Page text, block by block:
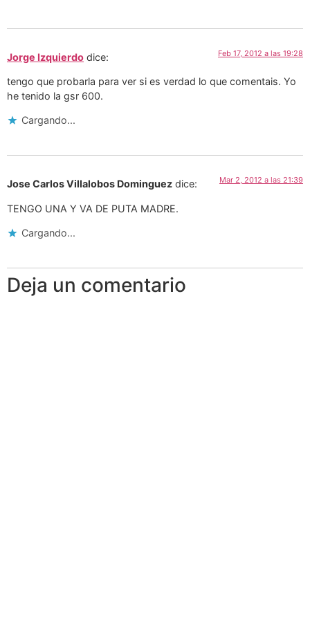
Jorge Izquierdo dice: Feb 17, 2012 a las 19:28
tengo que probarla para ver si es verdad lo que comentais. Yo
he tenido la gsr 600.
Cargando...
Jose Carlos Villalobos Dominguez dice: Mar 2, 2012 a las 21:39
TENGO UNA Y VA DE PUTA MADRE.
Cargando...
Deja un comentario